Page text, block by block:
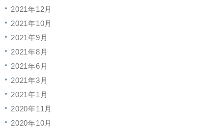
2021年12月
2021年10月
2021年9月
2021年8月
2021年6月
2021年3月
2021年1月
2020年11月
2020年10月